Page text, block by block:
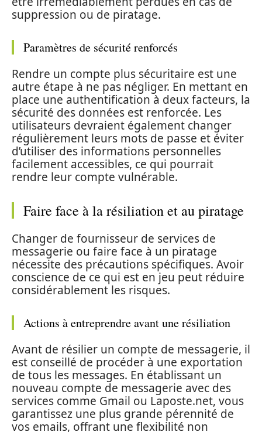
suppression ou de piratage.
Paramètres de sécurité renforcés
Rendre un compte plus sécuritaire est une
autre étape à ne pas négliger. En mettant en
place une authentification à deux facteurs, la
sécurité des données est renforcée. Les
utilisateurs devraient également changer
régulièrement leurs mots de passe et éviter
d’utiliser des informations personnelles
facilement accessibles, ce qui pourrait
rendre leur compte vulnérable.
Faire face à la résiliation et au piratage
Changer de fournisseur de services de
messagerie ou faire face à un piratage
nécessite des précautions spécifiques. Avoir
conscience de ce qui est en jeu peut réduire
considérablement les risques.
Actions à entreprendre avant une résiliation
Avant de résilier un compte de messagerie, il
est conseillé de procéder à une exportation
de tous les messages. En établissant un
nouveau compte de messagerie avec des
services comme Gmail ou Laposte.net, vous
garantissez une plus grande pérennité de
vos emails, offrant une flexibilité non